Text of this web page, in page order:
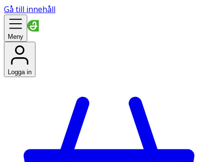
Gå till innehåll
Meny
Logga in